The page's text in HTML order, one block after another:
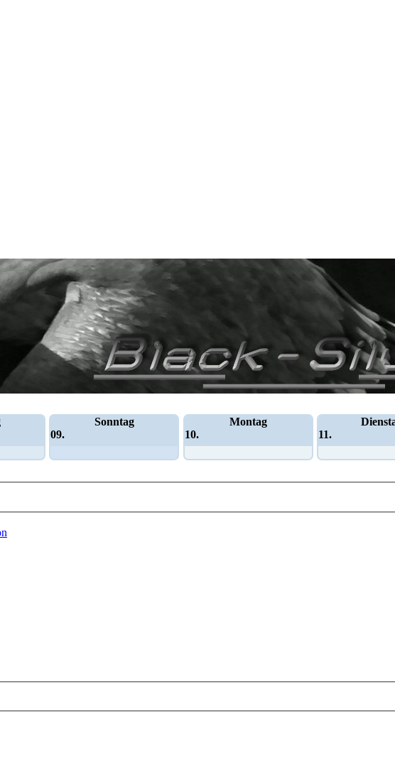
Sonntag
09.
Montag
10.
11.